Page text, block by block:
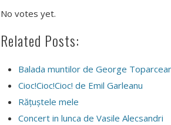
No votes yet.
Related Posts:
Balada muntilor de George
Cioc!Cioc!Cioc! de Emil Garleanu
Răţuştele mele
Concert in lunca de Vasile Alecsandri